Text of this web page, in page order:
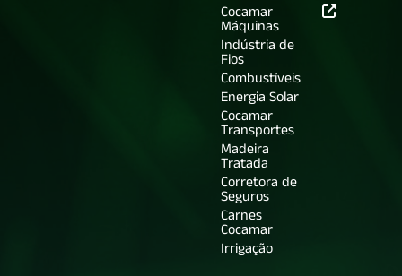
Cocamar
Máquinas
Indústria de
Fios
Combustíveis
Energia Solar
Cocamar
Transportes
Madeira
Tratada
Corretora de
Seguros
Carnes
Cocamar
Irrigação